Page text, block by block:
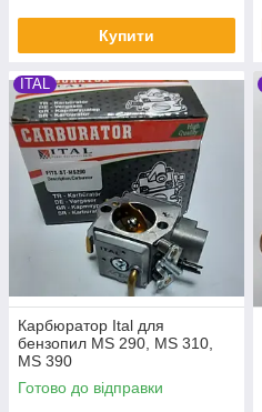
Купити
ITAL
Карбюратор Ital для
бензопил MS 290, MS 310,
MS 390
Готово до відправки